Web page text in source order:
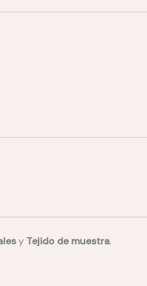
y Tejido de muestra.